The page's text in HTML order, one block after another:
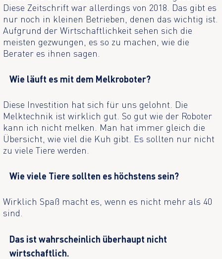
Diese Zeitschrift war allerdings von 2018. Das gibt es
nur noch in kleinen Betrieben, denen das wichtig ist.
Aufgrund der Wirtschaftlichkeit sehen sich die
meisten gezwungen, es so zu machen, wie die
Berater es ihnen sagen.
Wie läuft es mit dem Melkroboter?
Diese Investition hat sich für uns gelohnt. Die
Melktechnik ist wirklich gut. So gut wie der Roboter
kann ich nicht melken. Man hat immer gleich die
Übersicht, wie viel die Kuh gibt. Es sollten nur nicht
zu viele Tiere werden.
Wie viele Tiere sollten es höchstens sein?
Wirklich Spaß macht es, wenn es nicht mehr als 40
sind.
Das ist wahrscheinlich überhaupt nicht
wirtschaftlich.